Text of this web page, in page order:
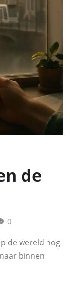
de
0
de wereld nog
binnen